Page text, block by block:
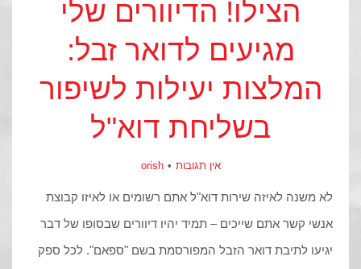
הצילו! הדיוורים שלי
מגיעים לדואר זבל:
המלצות יעילות לשיפור
בשליחת דוא"ל
אין תגובות orish
לא משנה לאיזה שירות דוא"ל אתם רשומים או לאיזו קבוצת
אנשי קשר אתם שייכים – תמיד יהיו דיוורים שבסופו של דבר
יגיעו לתיבת דואר הזבל המפורסמת בשם "ספאם". לכל ספק